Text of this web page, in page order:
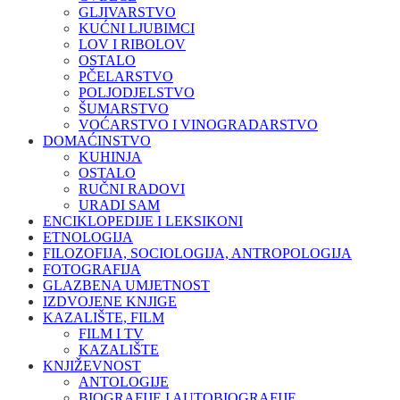
GLJIVARSTVO
KUĆNI LJUBIMCI
LOV I RIBOLOV
OSTALO
PČELARSTVO
POLJODJELSTVO
ŠUMARSTVO
VOĆARSTVO I VINOGRADARSTVO
DOMAĆINSTVO
KUHINJA
OSTALO
RUČNI RADOVI
URADI SAM
ENCIKLOPEDIJE I LEKSIKONI
ETNOLOGIJA
FILOZOFIJA, SOCIOLOGIJA, ANTROPOLOGIJA
FOTOGRAFIJA
GLAZBENA UMJETNOST
IZDVOJENE KNJIGE
KAZALIŠTE, FILM
FILM I TV
KAZALIŠTE
KNJIŽEVNOST
ANTOLOGIJE